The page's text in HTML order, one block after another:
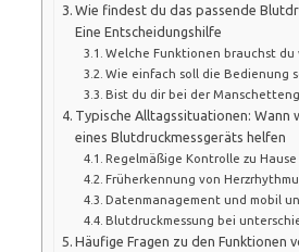
Wie findest du das passende
Eine Entscheidungshilfe
Welche Funktionen brauchst du
Wie einfach soll die Bedienung
Bist du dir bei der
Typische Alltagssituationen: Wann
eines Blutdruckmessgeräts helfen
Regelmäßige Kontrolle zu
Früherkennung von
Datenmanagement und mobil
Blutdruckmessung bei
Häufige Fragen zu den Funktionen